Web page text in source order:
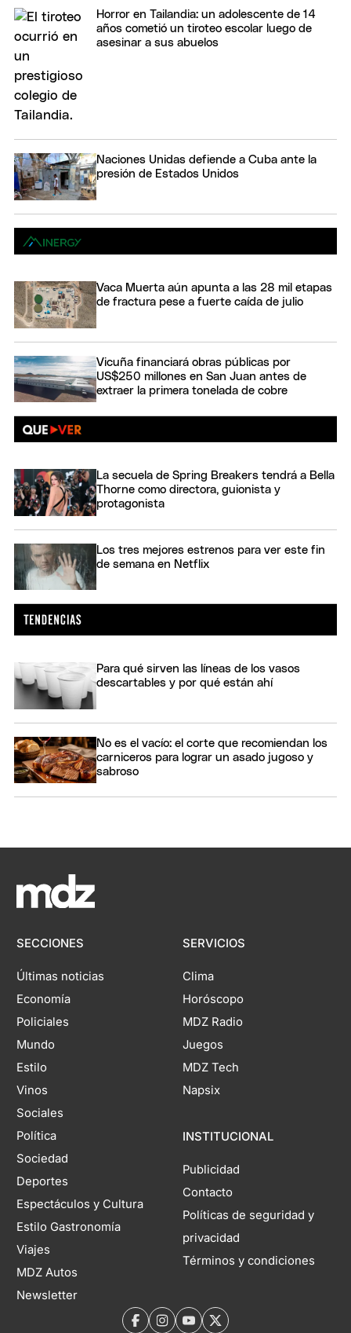
Horror en Tailandia: un adolescente de 14
años cometió un tiroteo escolar luego de
asesinar a sus abuelos
Naciones Unidas defiende a Cuba ante la
presión de Estados Unidos
Vaca Muerta aún apunta a las 28 mil etapas
de fractura pese a fuerte caída de julio
Vicuña financiará obras públicas por
US$250 millones en San Juan antes de
extraer la primera tonelada de cobre
La secuela de Spring Breakers tendrá a Bella
Thorne como directora, guionista y
protagonista
Los tres mejores estrenos para ver este fin
de semana en Netflix
Para qué sirven las líneas de los vasos
descartables y por qué están ahí
No es el vacío: el corte que recomiendan los
carniceros para lograr un asado jugoso y
sabroso
SECCIONES
Últimas noticias
Economía
Policiales
Mundo
Estilo
Vinos
Sociales
Política
Sociedad
Deportes
Espectáculos y Cultura
Estilo Gastronomía
Viajes
MDZ Autos
Newsletter
SERVICIOS
Clima
Horóscopo
MDZ Radio
Juegos
MDZ Tech
Napsix
INSTITUCIONAL
Publicidad
Contacto
Políticas de seguridad y
privacidad
Términos y condiciones